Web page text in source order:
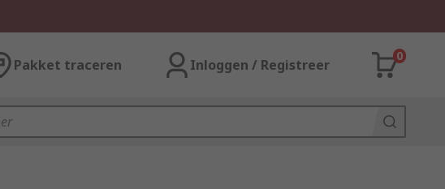
Pakket traceren Inloggen / Registreer
0